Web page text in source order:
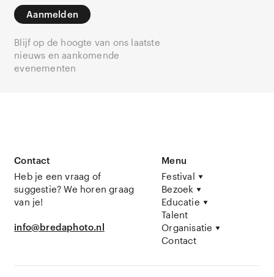
Aanmelden
Blijf op de hoogte van ons laatste
nieuws en aankomende
evenementen
Contact
Heb je een vraag of
suggestie? We horen graag
van je!
info@bredaphoto.nl
Menu
Festival
Bezoek
Educatie
Talent
Organisatie
Contact